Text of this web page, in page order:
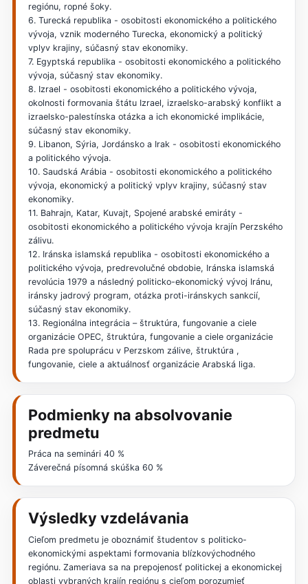
regiónu, ropné šoky.
6. Turecká republika - osobitosti ekonomického a politického
vývoja, vznik moderného Turecka, ekonomický a politický
vplyv krajiny, súčasný stav ekonomiky.
7. Egyptská republika - osobitosti ekonomického a politického
vývoja, súčasný stav ekonomiky.
8. Izrael - osobitosti ekonomického a politického vývoja,
okolnosti formovania štátu Izrael, izraelsko-arabský konflikt a
izraelsko-palestínska otázka a ich ekonomické implikácie,
súčasný stav ekonomiky.
9. Libanon, Sýria, Jordánsko a Irak - osobitosti ekonomického
a politického vývoja.
10. Saudská Arábia - osobitosti ekonomického a politického
vývoja, ekonomický a politický vplyv krajiny, súčasný stav
ekonomiky.
11. Bahrajn, Katar, Kuvajt, Spojené arabské emiráty -
osobitosti ekonomického a politického vývoja krajín Perzského
zálivu.
12. Iránska islamská republika - osobitosti ekonomického a
politického vývoja, predrevolučné obdobie, Iránska islamská
revolúcia 1979 a následný politicko-ekonomický vývoj Iránu,
iránsky jadrový program, otázka proti-iránskych sankcií,
súčasný stav ekonomiky.
13. Regionálna integrácia – štruktúra, fungovanie a ciele
organizácie OPEC, štruktúra, fungovanie a ciele organizácie
Rada pre spoluprácu v Perzskom zálive, štruktúra ,
fungovanie, ciele a aktuálnosť organizácie Arabská liga.
Podmienky na absolvovanie
predmetu
Práca na seminári 40 %
Záverečná písomná skúška 60 %
Výsledky vzdelávania
Cieľom predmetu je oboznámiť študentov s politicko-
ekonomickými aspektami formovania blízkovýchodného
regiónu. Zameriava sa na prepojenosť politickej a ekonomickej
oblasti vybraných krajín regiónu s cieľom porozumieť